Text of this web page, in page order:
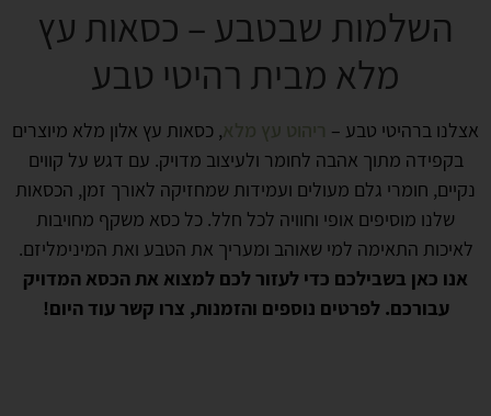
השלמות שבטבע – כסאות עץ
מלא מבית רהיטי טבע
אצלנו ברהיטי טבע – ריהוט עץ מלא, כסאות עץ אלון מלא מיוצרים
בקפידה מתוך אהבה לחומר ולעיצוב מדויק. עם דגש על קווים
נקיים, חומרי גלם מעולים ועמידות שמחזיקה לאורך זמן, הכסאות
שלנו מוסיפים אופי וחוויה לכל חלל. כל כסא משקף מחויבות
לאיכות התאימה למי שאוהב ומעריך את הטבע ואת המינימליזם.
אנו כאן בשבילכם כדי לעזור לכם למצוא את הכסא המדויק
עבורכם. לפרטים נוספים והזמנות, צרו קשר עוד היום!